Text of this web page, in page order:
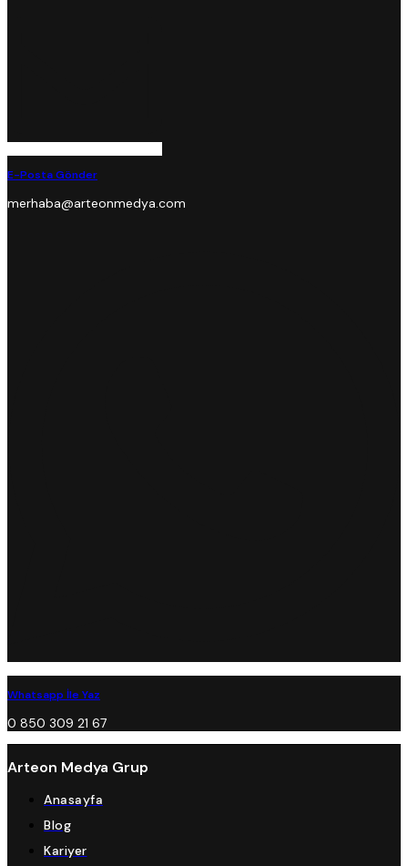
E-Posta Gönder
merhaba@arteonmedya.com
Whatsapp İle Yaz
0 850 309 21 67
Arteon Medya Grup
Anasayfa
Blog
Kariyer